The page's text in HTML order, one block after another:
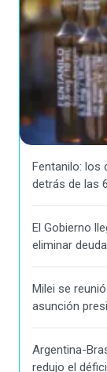
Fentanilo: los
detrás de las
El Gobierno
eliminar
Milei se
asunción
Argentina-
redujo el